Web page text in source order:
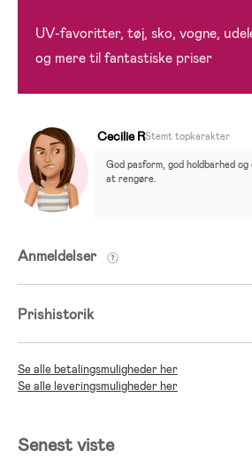
UV-favoritter, tøj, sko, vogne,
og mere til fantastiske priser
Cecilie RStemt topkarakter
God pasform, god holdbarhed
at rengøre.
Anmeldelser
Prishistorik
Se alle betalingsmuligheder her
Se alle leveringsmuligheder her
Senest viste